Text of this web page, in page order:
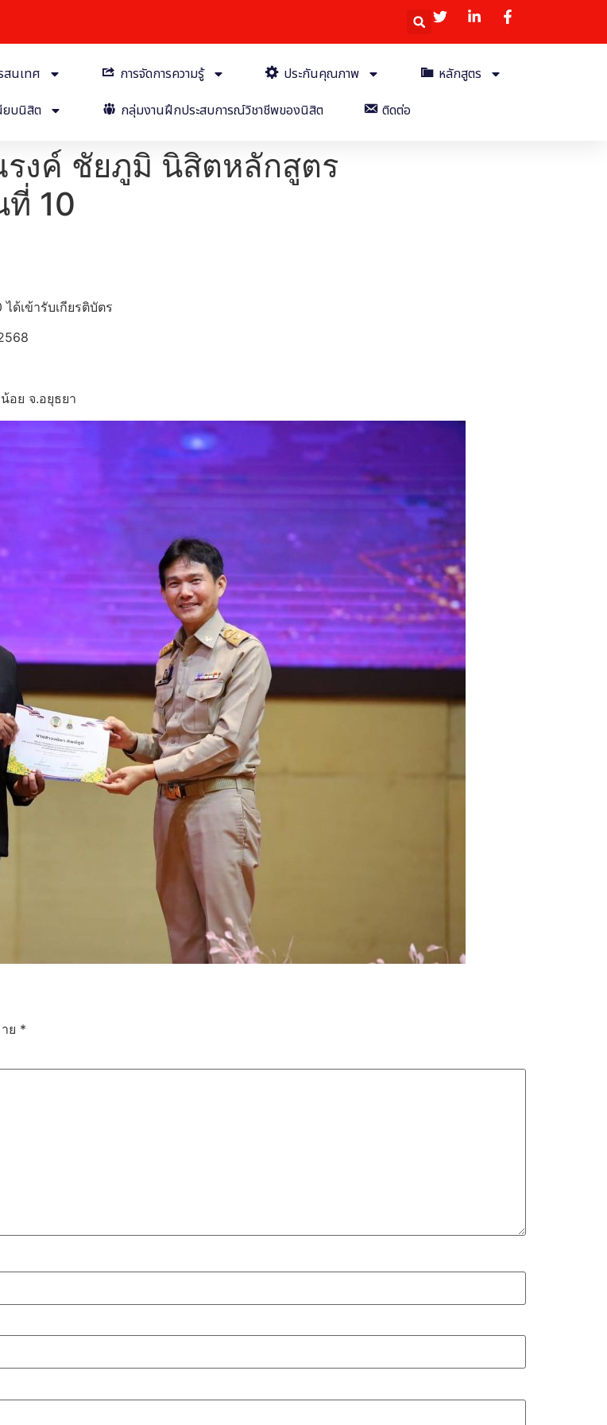
สนเทศ การจัดการความรู้ ประกันคุณภาพ
หลักสูตร
ยบนิสิต กลุ่มงานฝึกประสบการณ์วิชาชีพของนิสิต ติดต่อ
งค์ ชัยภูมิ นิสิตหลักสูตร
10
เข้ารับเกียรติบัตร
อย จ.อยุธยา
ย *